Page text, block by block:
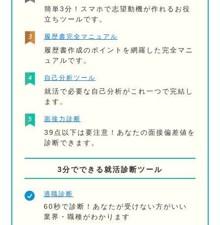
簡単3分！スマホで志望動機が作れるお役
立ちツールです。
履歴書完全マニュアル
履歴書作成のポイントを網羅した完全マニ
ュアルです。
自己分析ツール
就活で必要な自己分析がこれ一つで完結し
ます。
面接力診断
39点以下は要注意！あなたの面接偏差値を
診断できます。
3分でできる就活診断ツール
適職診断
60秒で診断！あなたが受けない方がいい
業界・職種がわかります